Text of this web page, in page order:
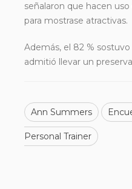
señalaron que hacen uso
para mostrase atractivas.
Además, el 82 %
admitió llevar un
Ann Summers
Personal Trainer